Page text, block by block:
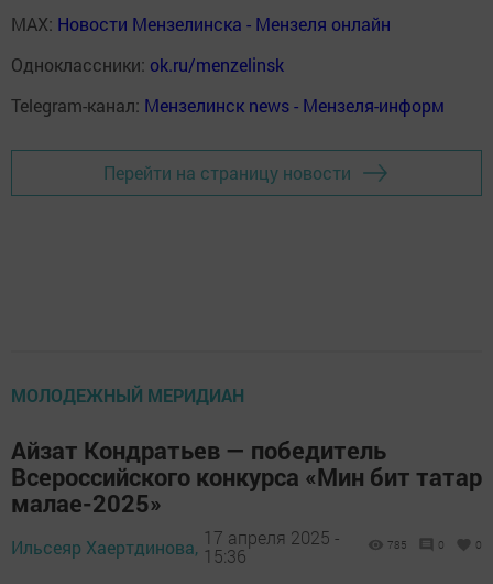
MAX: Новости Мензелинска - Мензеля онлайн
Одноклассники: ok.ru/menzelinsk
Telegram-канал: Мензелинск news - Мензеля-информ
Перейти на страницу новости
МОЛОДЕЖНЫЙ МЕРИДИАН
Айзат Кондратьев — победитель
Всероссийского конкурса «Мин бит татар
малае-2025»
Ильсеяр Хаертдинова, 17 апреля 2025 -
15:36
785 0 0